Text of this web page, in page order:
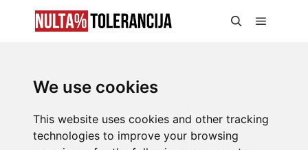
We use cookies
This website uses cookies and other tracking
technologies to improve your browsing